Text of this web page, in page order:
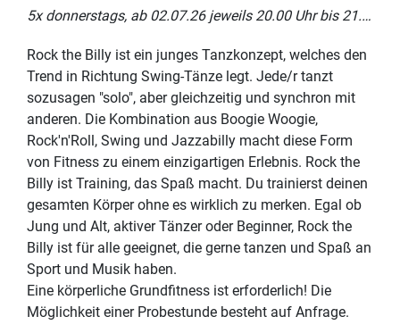
5x donnerstags, ab 02.07.26 jeweils 20.00 Uhr bis 21.00 Uhr
Rock the Billy ist ein junges Tanzkonzept, welches den
Trend in Richtung Swing-Tänze legt. Jede/r tanzt
sozusagen "solo", aber gleichzeitig und synchron mit
anderen. Die Kombination aus Boogie Woogie,
Rock'n'Roll, Swing und Jazzabilly macht diese Form
von Fitness zu einem einzigartigen Erlebnis. Rock the
Billy ist Training, das Spaß macht. Du trainierst deinen
gesamten Körper ohne es wirklich zu merken. Egal ob
Jung und Alt, aktiver Tänzer oder Beginner, Rock the
Billy ist für alle geeignet, die gerne tanzen und Spaß an
Sport und Musik haben.
Eine körperliche Grundfitness ist erforderlich! Die
Möglichkeit einer Probestunde besteht auf Anfrage.